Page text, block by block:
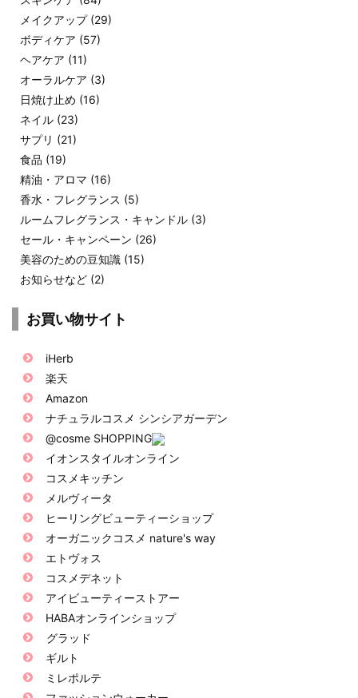
メイクアップ (29)
ボディケア (57)
ヘアケア (11)
オーラルケア (3)
日焼け止め (16)
ネイル (23)
サプリ (21)
食品 (19)
精油・アロマ (16)
香水・フレグランス (5)
ルームフレグランス・キャンドル (3)
セール・キャンペーン (26)
美容のための豆知識 (15)
お知らせなど (2)
お買い物サイト
iHerb
楽天
Amazon
ナチュラルコスメ シンシアガーデン
@cosme SHOPPING
イオンスタイルオンライン
コスメキッチン
メルヴィータ
ヒーリングビューティーショップ
オーガニックコスメ nature's way
エトヴォス
コスメデネット
アイビューティーストアー
HABAオンラインショップ
グラッド
ギルト
ミレポルテ